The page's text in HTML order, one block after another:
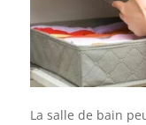
La salle de bain